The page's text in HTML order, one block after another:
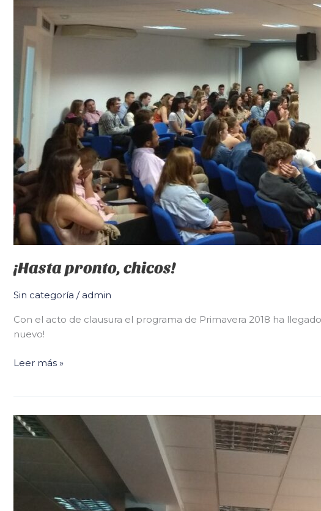
¡Hasta pronto, chicos!
Sin categoría / admin
Con el acto de clausura el programa de Primavera 2018 ha
nuevo!
Leer más »
Charla
de